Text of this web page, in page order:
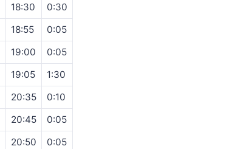
18:30
0:30
18:55
0:05
19:00
0:05
19:05
1:30
20:35
0:10
20:45
0:05
20:50 0:05